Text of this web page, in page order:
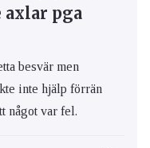
pga
besvär men
inte hjälp förrän
något var fel.